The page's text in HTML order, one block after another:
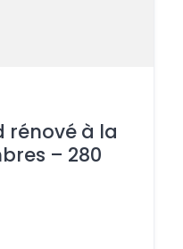
rénové à la
– 280